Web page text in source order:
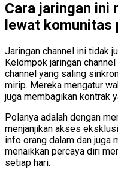
Cara jaringan ini
lewat komunitas
Jaringan channel ini tidak
Kelompok jaringan
channel yang saling
mirip. Mereka mengatur
juga membagikan kontrak
Polanya adalah dengan
menjanjikan akses
info orang dalam dan juga
menaikkan percaya diri
setiap hari.